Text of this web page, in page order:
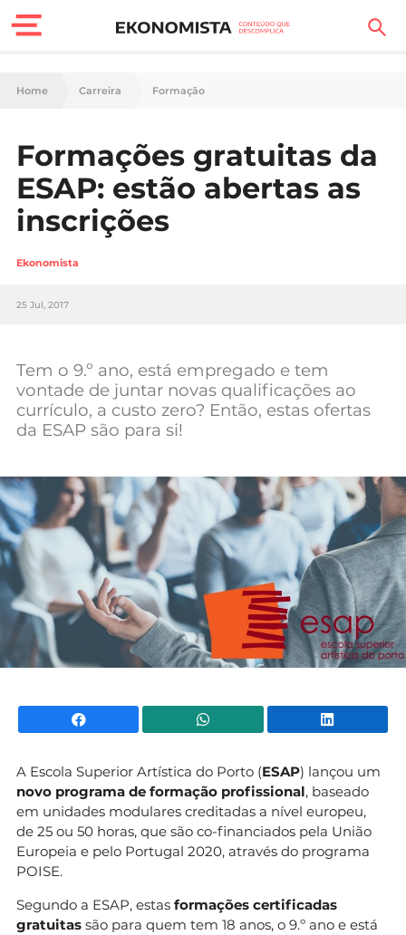
Finanças Pessoais
Carreira
Casa
Lifestyle
Sociedade
Negócios
Mundial 2026
Home Carreira Formação
Formações gratuitas da
ESAP: estão abertas as
inscrições
Ekonomista
25 Jul, 2017
Tem o 9.º ano, está empregado e tem
vontade de juntar novas qualificações ao
currículo, a custo zero? Então, estas ofertas
da ESAP são para si!
Facebook WhatsApp
A Escola Superior Artística do Porto (ESAP) lançou um
novo programa de formação profissional, baseado
em unidades modulares creditadas a nível europeu,
de 25 ou 50 horas, que são co-financiados pela União
Europeia e pelo Portugal 2020, através do programa
POISE.
Segundo a ESAP, estas formações certificadas
gratuitas são para quem tem 18 anos, o 9.º ano e está